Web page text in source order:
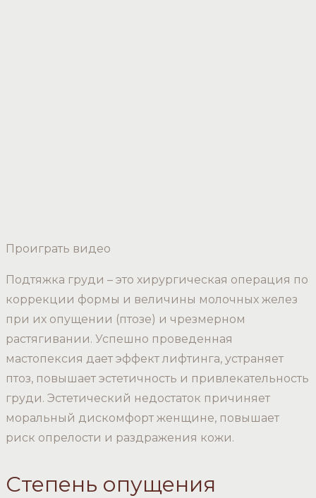
Проиграть видео
Подтяжка груди – это хирургическая операция по
коррекции формы и величины молочных желез
при их опущении (птозе) и чрезмерном
растягивании. Успешно проведенная
мастопексия дает эффект лифтинга, устраняет
птоз, повышает эстетичность и привлекательность
груди. Эстетический недостаток причиняет
моральный дискомфорт женщине, повышает
риск опрелости и раздражения кожи.
Степень опущения